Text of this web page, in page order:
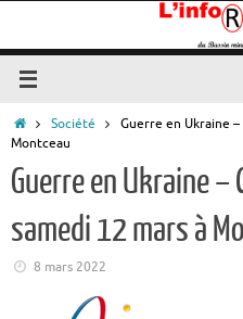
contenu
Accueil
Société
Guerre en Ukraine
Montceau
Guerre en Ukraine –
samedi 12 mars à
8 mars 2022